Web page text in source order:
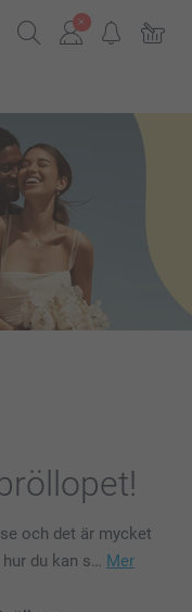
och det är mycket
du kan s… Mer